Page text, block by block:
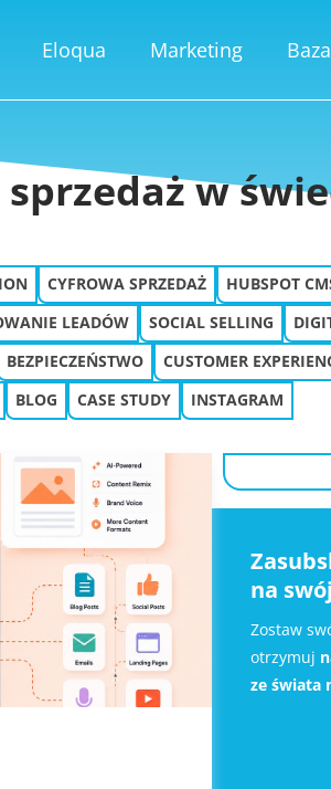
Eloqua Marketing
w
CYFROWA SPRZEDAŻ HUBSPOT
LEADÓW SOCIAL SELLING
BEZPIECZEŃSTWO CUSTOMER
BLOG CASE STUDY INSTAGRAM
na
Zostaw
otrzymuj
ze świata